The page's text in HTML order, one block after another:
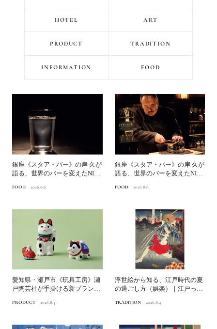
HOTEL ART
PRODUCT TRADITION
INFORMATION FOOD
銀座《スタア・バー》の岸 久が
語る、世界のバーを変えたNINJ
FOOD 2026.8.6
銀座《スタア・バー》の岸 久が
語る、世界のバーを変えたNINJ
FOOD 2026.8.6
愛知県・瀬戸市《玩具工房》瀬
戸陶芸社が手掛ける新ブランド
PRODUCT 2026.8.5
浮世絵から知る、江戸時代の夏
の過ごし方（娯楽）｜江戸っ子
TRADITION 2026.8.4